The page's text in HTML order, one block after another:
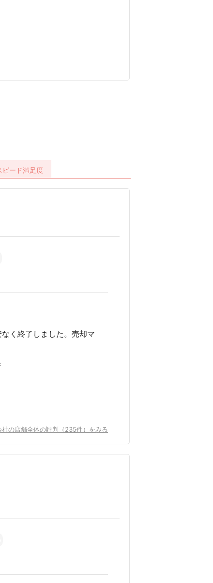
ピード満足度
く終了しました。売却マ
の店舗全体の評判（235件）をみる